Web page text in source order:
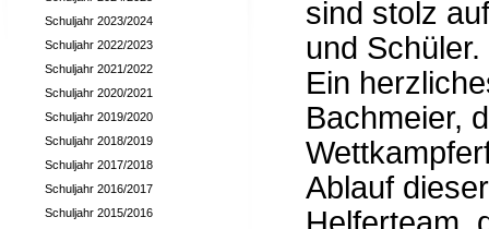
sind stolz
und Schüler.
Ein
Bachmeier,
Ablauf
Schuljahr 2023/2024
Schuljahr 2022/2023
Schuljahr 2021/2022
Schuljahr 2020/2021
Schuljahr 2019/2020
Schuljahr 2018/2019
Schuljahr 2017/2018
Schuljahr 2016/2017
Schuljahr 2015/2016